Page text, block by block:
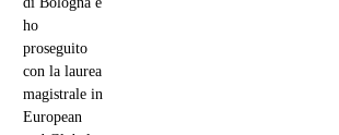
ho
proseguito
con la laurea
magistrale in
European